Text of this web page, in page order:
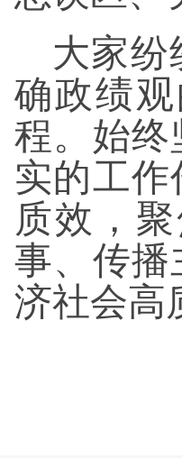
大家
确政绩
程。始终
实的工
质效，
事、传播
济社会高